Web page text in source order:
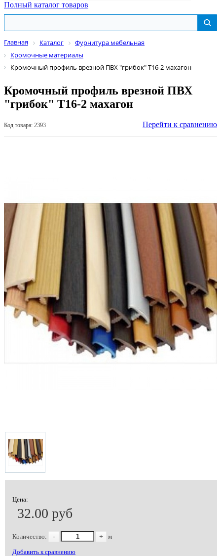
Полный каталог товаров
Главная Каталог
Фурнитура мебельная
Кромочные материалы
Кромочный профиль врезной ПВХ "грибок" Т16-2 махагон
Кромочный профиль врезной ПВХ
"грибок" Т16-2 махагон
Код товара: 2393 Перейти к сравнению
Цена:
32.00 руб
Количество: - + м
Добавить к сравнению